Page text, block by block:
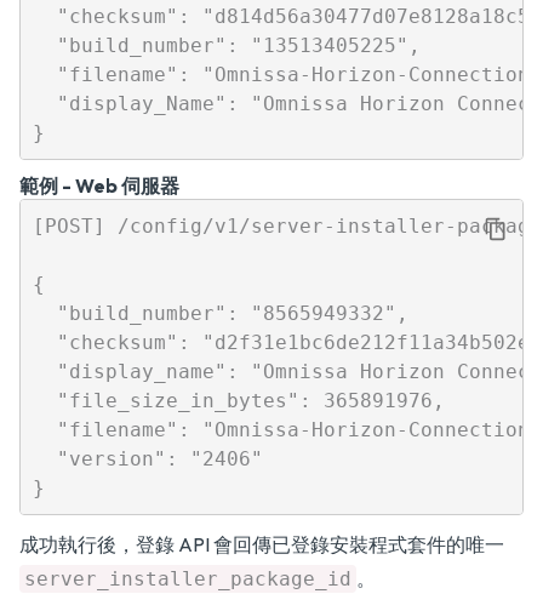
"checksum":
  "build_number": "13513405225",
"filename": "Omnissa-Horizon-
"display_Name": "Omnissa Horizon
範例 - Web 伺服器
[POST] /config/v1/server-installer-
{
  "build_number": "8565949332",
"checksum":
"display_name": "Omnissa Horizon
  "file_size_in_bytes": 365891976,
"filename": "Omnissa-Horizon-
  "version": "2406"
成功執行後，登錄 API 會回傳已登錄安裝程式套件的唯一
server_installer_package_id 。